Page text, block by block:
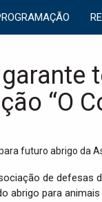
“O
de defesas
abrigo para